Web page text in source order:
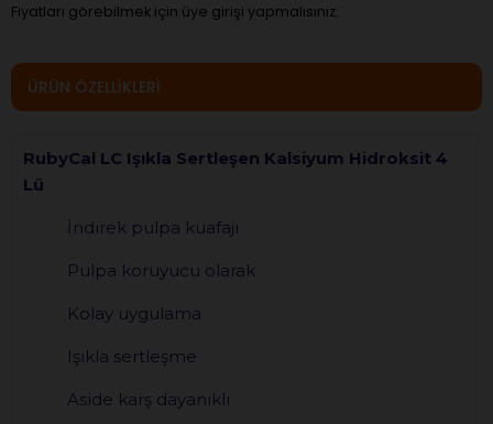
Fiyatları görebilmek için üye girişi yapmalısınız.
ÜRÜN ÖZELLIKLERI
RubyCal LC Işıkla Sertleşen Kalsiyum Hidroksit 4
Lü
İndirek pulpa kuafajı
Pulpa koruyucu olarak
Kolay uygulama
Işıkla sertleşme
Aside karş dayanıklı